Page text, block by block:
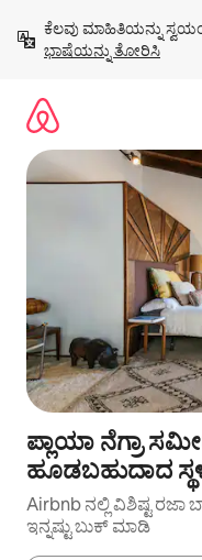
ಹೋಗಿ
ಕೆಲವು ಮಾಹಿತಿಯನ್ನು
ಭಾಷೆಯನ್ನು ತೋರಿಸಿ
ಪ್ಲಾಯಾ ನೆಗ್ರಾ
ಹೂಡಬಹುದಾದ
Airbnb ನಲ್ಲಿ ವಿಶಿಷ್ಟ ರಜಾ
ಇನ್ನಷ್ಟು ಬುಕ್ ಮಾಡಿ